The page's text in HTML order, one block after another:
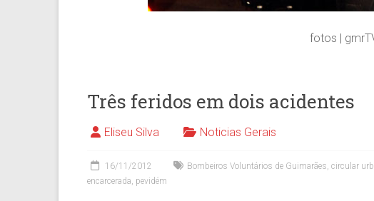
fotos |
Três feridos em dois acidentes
Eliseu Silva Noticias Gerais
16/11/2012 Bombeiros Voluntários de Guimarães, circular
encarcerada, pevidém